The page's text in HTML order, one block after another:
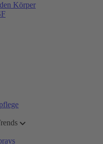
Körper